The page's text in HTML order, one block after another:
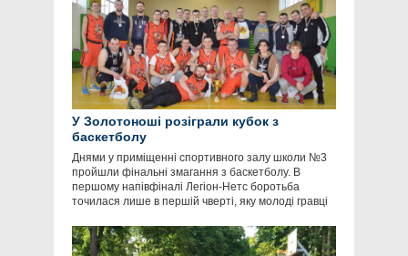
У Золотоноші розіграли кубок з
баскетболу
Днями у приміщенні спортивного залу школи №3
пройшли фінальні змагання з баскетболу. В
першому напівфіналі Легіон-Нетс боротьба
точилася лише в першій чверті, яку молоді гравці